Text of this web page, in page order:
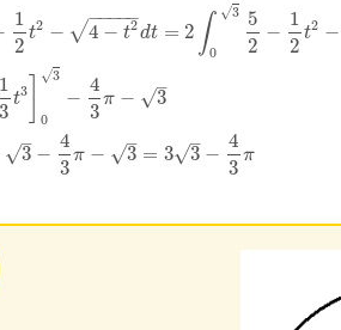
1
2
t2 − 4 − t2
− −
−−−
√ dt = 2 ∫ 3
√
0
5
2
−
1
2
t2 −
1
3
t3
3
√
0
−
4
3
π − 3
–
√
3
–
√ −
4
3
π − 3
–
√ = 3 3
–
√ −
4
3
π